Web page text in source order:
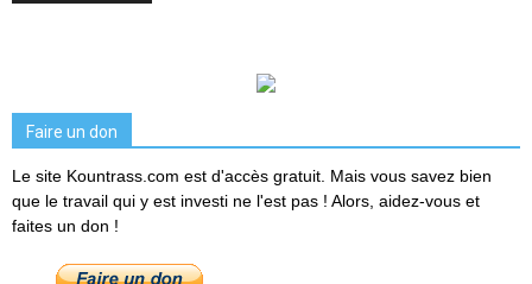
Faire un don
Le site Kountrass.com est d'accès gratuit. Mais vous savez bien
que le travail qui y est investi ne l'est pas ! Alors, aidez-vous et
faites un don !